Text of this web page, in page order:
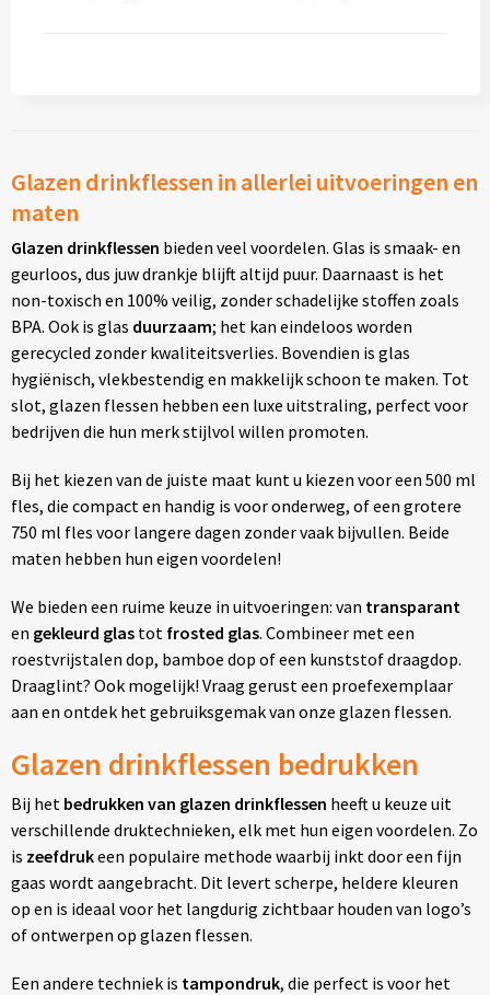
Glazen drinkflessen in allerlei uitvoeringen en
maten
Glazen drinkflessen bieden veel voordelen. Glas is smaak- en
geurloos, dus juw drankje blijft altijd puur. Daarnaast is het
non-toxisch en 100% veilig, zonder schadelijke stoffen zoals
BPA. Ook is glas duurzaam; het kan eindeloos worden
gerecycled zonder kwaliteitsverlies. Bovendien is glas
hygiënisch, vlekbestendig en makkelijk schoon te maken. Tot
slot, glazen flessen hebben een luxe uitstraling, perfect voor
bedrijven die hun merk stijlvol willen promoten.
Bij het kiezen van de juiste maat kunt u kiezen voor een 500 ml
fles, die compact en handig is voor onderweg, of een grotere
750 ml fles voor langere dagen zonder vaak bijvullen. Beide
maten hebben hun eigen voordelen!
We bieden een ruime keuze in uitvoeringen: van transparant
en gekleurd glastot frosted glas. Combineer met een
roestvrijstalen dop, bamboe dop of een kunststof draagdop.
Draaglint? Ook mogelijk! Vraag gerust een proefexemplaar
aan en ontdek het gebruiksgemak van onze glazen flessen.
Glazen drinkflessen bedrukken
Bij het bedrukken van glazen drinkflessen heeft u keuze uit
verschillende druktechnieken, elk met hun eigen voordelen. Zo
is zeefdrukeen populaire methode waarbij inkt door een fijn
gaas wordt aangebracht. Dit levert scherpe, heldere kleuren
op en is ideaal voor het langdurig zichtbaar houden van logo’s
of ontwerpen op glazen flessen.
Een andere techniek is tampondruk, die perfect is voor het